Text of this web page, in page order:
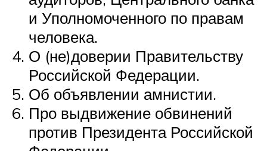
и Уполномоченного по правам
человека.
О (не)доверии Правительству
Российской Федерации.
Об объявлении амнистии.
Про выдвижение обвинений
против Президента Российской